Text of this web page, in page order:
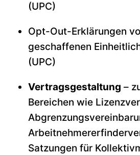
(UPC)
Opt-Out-Erklärungen
geschaffenen
(UPC)
Vertragsgestaltung –
Bereichen wie
Satzungen für